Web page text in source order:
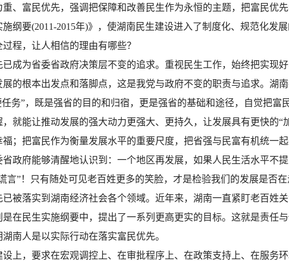
重、富民优先，强调把保障和改善民生作为永恒的主题，把富民优
施纲要(2011-2015年)》，使湖南民生建设进入了制度化、规范化
程，让人相信的理由有哪些？
成为省委省政府决策层不变的追求。重视民生工作，始终把实现
展的根本出发点和落脚点，这是我党与政府不变的职责与追求。湖
任务”，既是强省的目的和归宿，更是强省的基础和途径，自觉把
，就能让推动发展的强大动力更强大、更持久，让发展具有更快的
福；把富民作为衡量发展水平的重要尺度，把省强与民富有机统一
政府能够清醒地认识到：一个地区再发展，如果人民生活水平不
言”！只有随处可见老百姓更多的笑脸，才是检验我们的发展是否
被落实到湖南经济社会各个领域。近年来，湖南一直紧盯老百姓
是在民生实施纲要中，提出了一系列更高更实的目标。这就是责任
南人是以实际行动在落实富民优先。
上，要求在宏观调控上、在审批程序上、在政策支持上、在服务